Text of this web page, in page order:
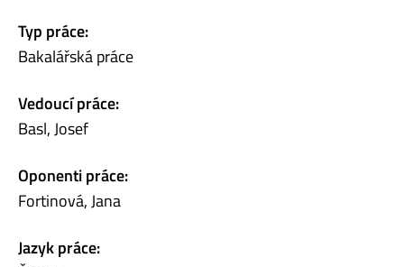
Typ práce:
Bakalářská práce
Vedoucí práce:
Basl, Josef
Oponenti práce:
Fortinová, Jana
Jazyk práce: